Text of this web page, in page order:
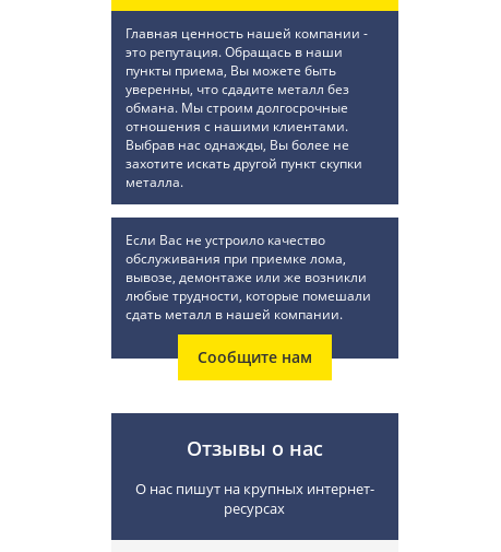
Главная ценность нашей компании -
это репутация. Обращась в наши
пункты приема, Вы можете быть
уверенны, что сдадите металл без
обмана. Мы строим долгосрочные
отношения с нашими клиентами.
Выбрав нас однажды, Вы более не
захотите искать другой пункт скупки
металла.
Если Вас не устроило качество
обслуживания при приемке лома,
вывозе, демонтаже или же возникли
любые трудности, которые помешали
сдать металл в нашей компании.
Сообщите нам
Отзывы о нас
О нас пишут на крупных интернет-
ресурсах